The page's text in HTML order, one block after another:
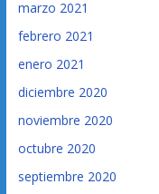
marzo 2021
febrero 2021
enero 2021
diciembre 2020
noviembre 2020
octubre 2020
septiembre 2020